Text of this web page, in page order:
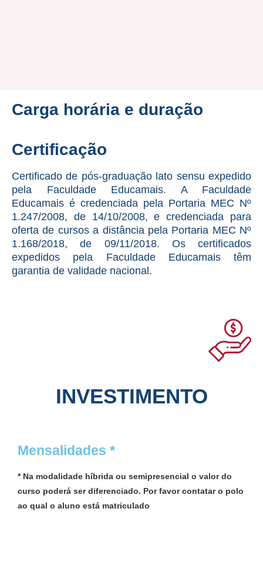
Carga horária e duração
Certificação
Certificado de pós-graduação lato sensu expedido
pela Faculdade Educamais. A Faculdade
Educamais é credenciada pela Portaria MEC Nº
1.247/2008, de 14/10/2008, e credenciada para
oferta de cursos a distância pela Portaria MEC Nº
1.168/2018, de 09/11/2018. Os certificados
expedidos pela Faculdade Educamais têm
garantia de validade nacional.
INVESTIMENTO
Mensalidades *
* Na modalidade híbrida ou semipresencial o valor do
curso poderá ser diferenciado. Por favor contatar o polo
ao qual o aluno está matriculado